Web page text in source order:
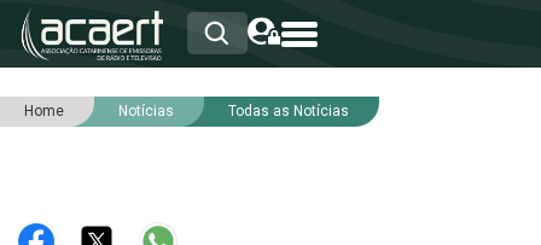
HOME
RNA
Home Notícias Todas as Notícias